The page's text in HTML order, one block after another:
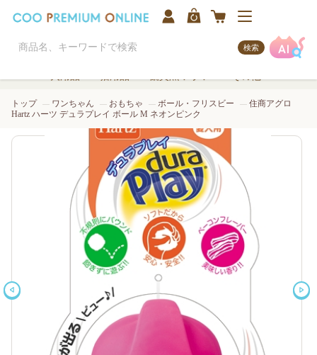
検索
トップ ワンちゃん おもちゃ ボール・フリスビー
住商アグロ
Hartz ハーツ デュラプレイ ボール M ネオンピンク